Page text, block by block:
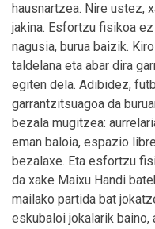
hausnartzea. Nire ustez,
jakina. Esfortzu fisikoa
nagusia, burua baizik.
taldelana eta abar dira
egiten dela. Adibidez,
garrantzitsuagoa da
bezala mugitzea:
eman baloia, espazio
bezalaxe. Eta esfortzu
da xake Maixu Handi
mailako partida bat
eskubaloi jokalarik